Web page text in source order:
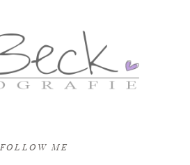
FOLLOW ME